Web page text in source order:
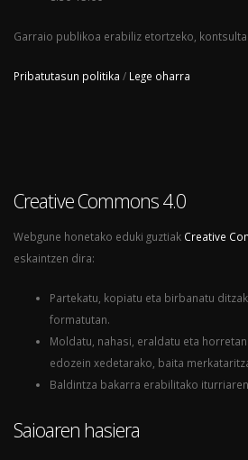
Garraio publikoa erabiliz etortzeko, kontsulta
Pribatutasun politika / Lege oharra
Creative Commons 4.0
Webgune honetako eduki guztiak Creative
eskaintzen dira:
Partekatu, kopiatu eta birbanatu
formatutan.
Moldatu, nahasi, eraldatu eta
edozein xedetarako, baita
Baldintza bakarra erabilitako
Saioaren hasiera